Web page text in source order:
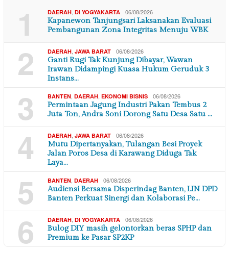
1 DAERAH DI YOGYAKARTA 06/08/2026
Kapanewon Tanjungsari Laksanakan Evaluasi
Pembangunan Zona Integritas Menuju WBK
2 DAERAH JAWA BARAT 06/08/2026
Ganti Rugi Tak Kunjung Dibayar, Wawan
Irawan Didampingi Kuasa Hukum Geruduk 3
Instans…
3 BANTEN DAERAH EKONOMI BISNIS 06/08/2026
Permintaan Jagung Industri Pakan Tembus 2
Juta Ton, Andra Soni Dorong Satu Desa Satu …
4 DAERAH JAWA BARAT 06/08/2026
Mutu Dipertanyakan, Tulangan Besi Proyek
Jalan Poros Desa di Karawang Diduga Tak
Laya…
5 BANTEN DAERAH 06/08/2026
Audiensi Bersama Disperindag Banten, LIN DPD
Banten Perkuat Sinergi dan Kolaborasi Pe…
6 DAERAH DI YOGYAKARTA 06/08/2026
Bulog DIY masih gelontorkan beras SPHP dan
Premium ke Pasar SP2KP